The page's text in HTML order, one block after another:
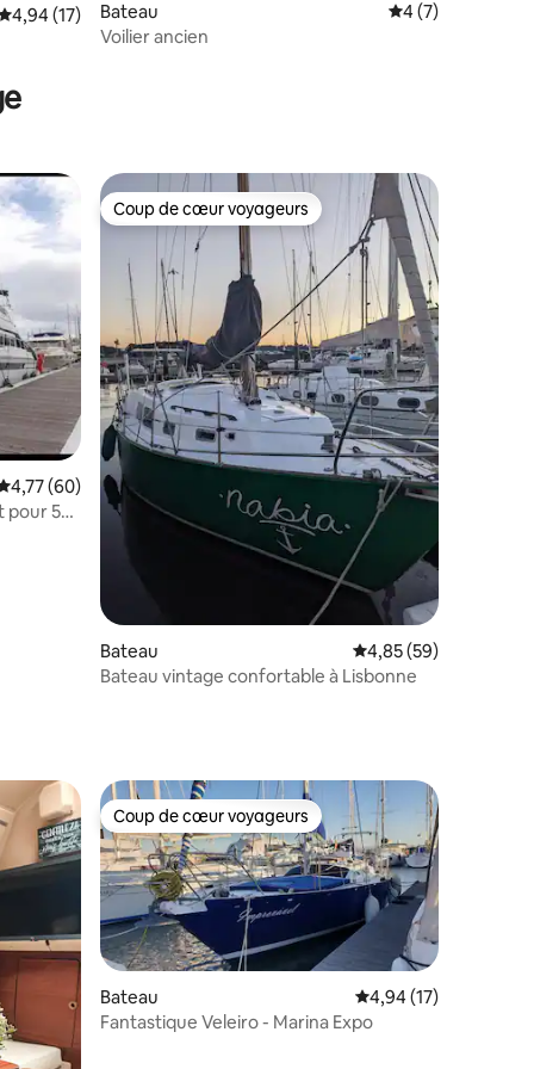
moyenne sur la base de 17 commentaires : 4,94 sur 5
4,94 (17)
Bateau Évaluation
4 (7)
Voilier ancien
: 4,83 sur 5
moyenne sur la base de 60 commentaires : 4,77 sur 5
4,77 (60)
pour 5
Coup de cœur voyageurs
Coup de cœur voyageurs
Bateau Évaluation moyenne
4,85 (59)
Bateau vintage confortable à Lisbonne
: 5 sur 5
Coup de cœur voyageurs
Coup de cœur voyageurs
Bateau Évaluation moyenne
4,94 (17)
Fantastique Veleiro - Marina Expo